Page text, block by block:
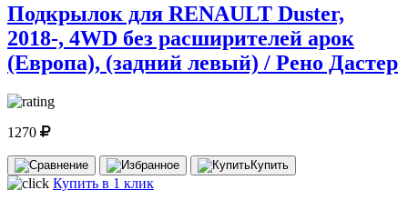
Подкрылок для RENAULT Duster,
2018-, 4WD без расширителей арок
(Европа), (задний левый) / Рено Дастер
1270
Купить
Купить в 1 клик